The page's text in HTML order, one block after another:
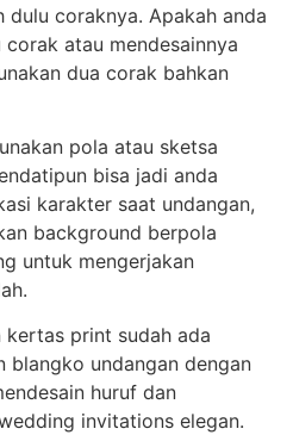
coraknya. Apakah anda
atau mendesainnya
dua corak bahkan
pola atau sketsa
bisa jadi anda
karakter saat undangan,
background berpola
untuk mengerjakan
kertas print sudah ada
blangko undangan dengan
huruf dan
invitations elegan.